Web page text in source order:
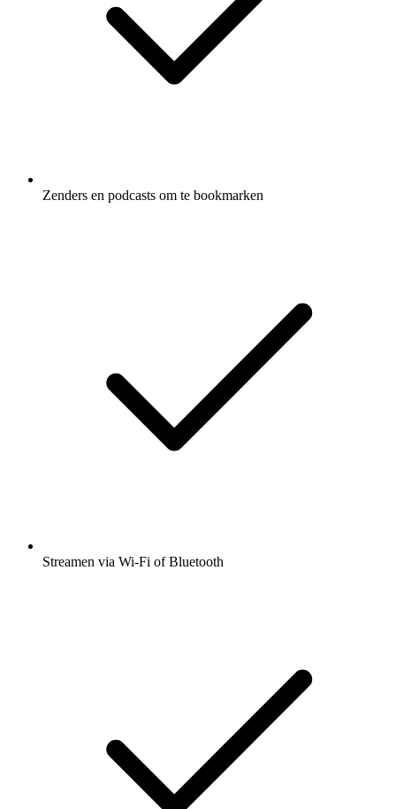
Zenders en podcasts om te bookmarken
Streamen via Wi-Fi of Bluetooth